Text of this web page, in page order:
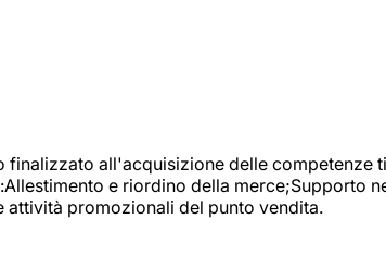
all'acquisizione delle
e riordino della merce;Supporto
attività promozionali del punto vendita.